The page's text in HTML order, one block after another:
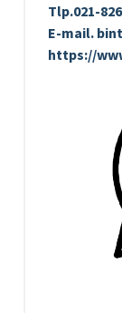
Tlp.021-
E-mail.
https://